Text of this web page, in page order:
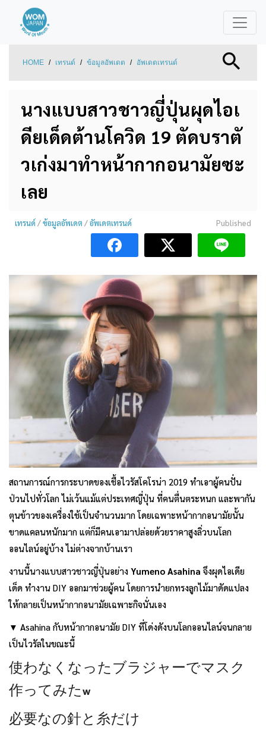
HOME / เทรนด์ / ข้อมูลอัพเดต / อัพเดตเทรนด์
นางแบบสาวชาวญี่ปุ่นผุดไอเ
ดียเด็ดต้านโควิด 19 ตัดบราตั
วเก่งมาทำหน้ากากอนามัยซะ
เลย
เทรนด์/ข้อมูลอัพเดต /อัพเดตเทรนด์ Published
สถานการณ์การกระบาดของเชื้อไวรัสโคโรน่า 2019 ทำเอาผู้คนปั่น
ป่วนไปทั่วโลก ไม่เว้นแม้แต่ประเทศญี่ปุ่น ที่คนตื่นตระหนก และพากัน
ตุนข้าวของเครื่องใช้เป็นจำนวนมาก โดยเฉพาะหน้ากากอนามัยนั้น
ขาดแคลนหนักมาก แต่ก็มีคนเอามาปล่อยด้วยราคาสูงลิ่วบนโลก
ออนไลน์อยู่บ้าง ไม่ต่างจากบ้านเรา
งานนี้นางแบบสาวชาวญี่ปุ่นอย่าง Yumeno Asahina จึงผุดไอเดีย
เด็ด ทำงาน DIY ออกมาช่วยผู้คน โดยการนำยกทรงลูกไม้มาดัดแปลง
ให้กลายเป็นหน้ากากอนามัยเฉพาะกิจนั่นเอง
▼ Asahina กับหน้ากากอนามัย DIY ที่โด่งดังบนโลกออนไลน์จนกลาย
เป็นไวรัลในขณะนี้
使わなくなったブラジャーでマスク
作ってみたw
必要なの針と糸だけ